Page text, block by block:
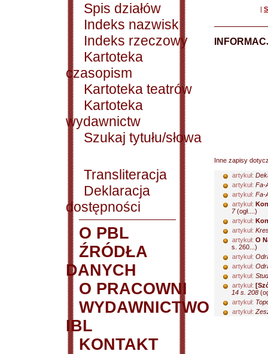
Spis działów
Indeks nazwisk
Indeks rzeczowy
Kartoteka
czasopism
Kartoteka teatrów
Kartoteka
wydawnictw
Szukaj tytułu/słowa
Transliteracja
Deklaracja
dostępności
O PBL
ŹRÓDŁA
DANYCH
O PRACOWNI
WYDAWNICTWO
IBL
KONTAKT
|
Inne zapisy
artykuł:
artykuł: Fa-
artykuł: Fa-
artykuł:
7(ogł....)
artykuł:
artykuł:
artykuł: O
s. 260...)
artykuł:
artykuł:
artykuł:
artykuł:
14 s. 208
artykuł:
artykuł: